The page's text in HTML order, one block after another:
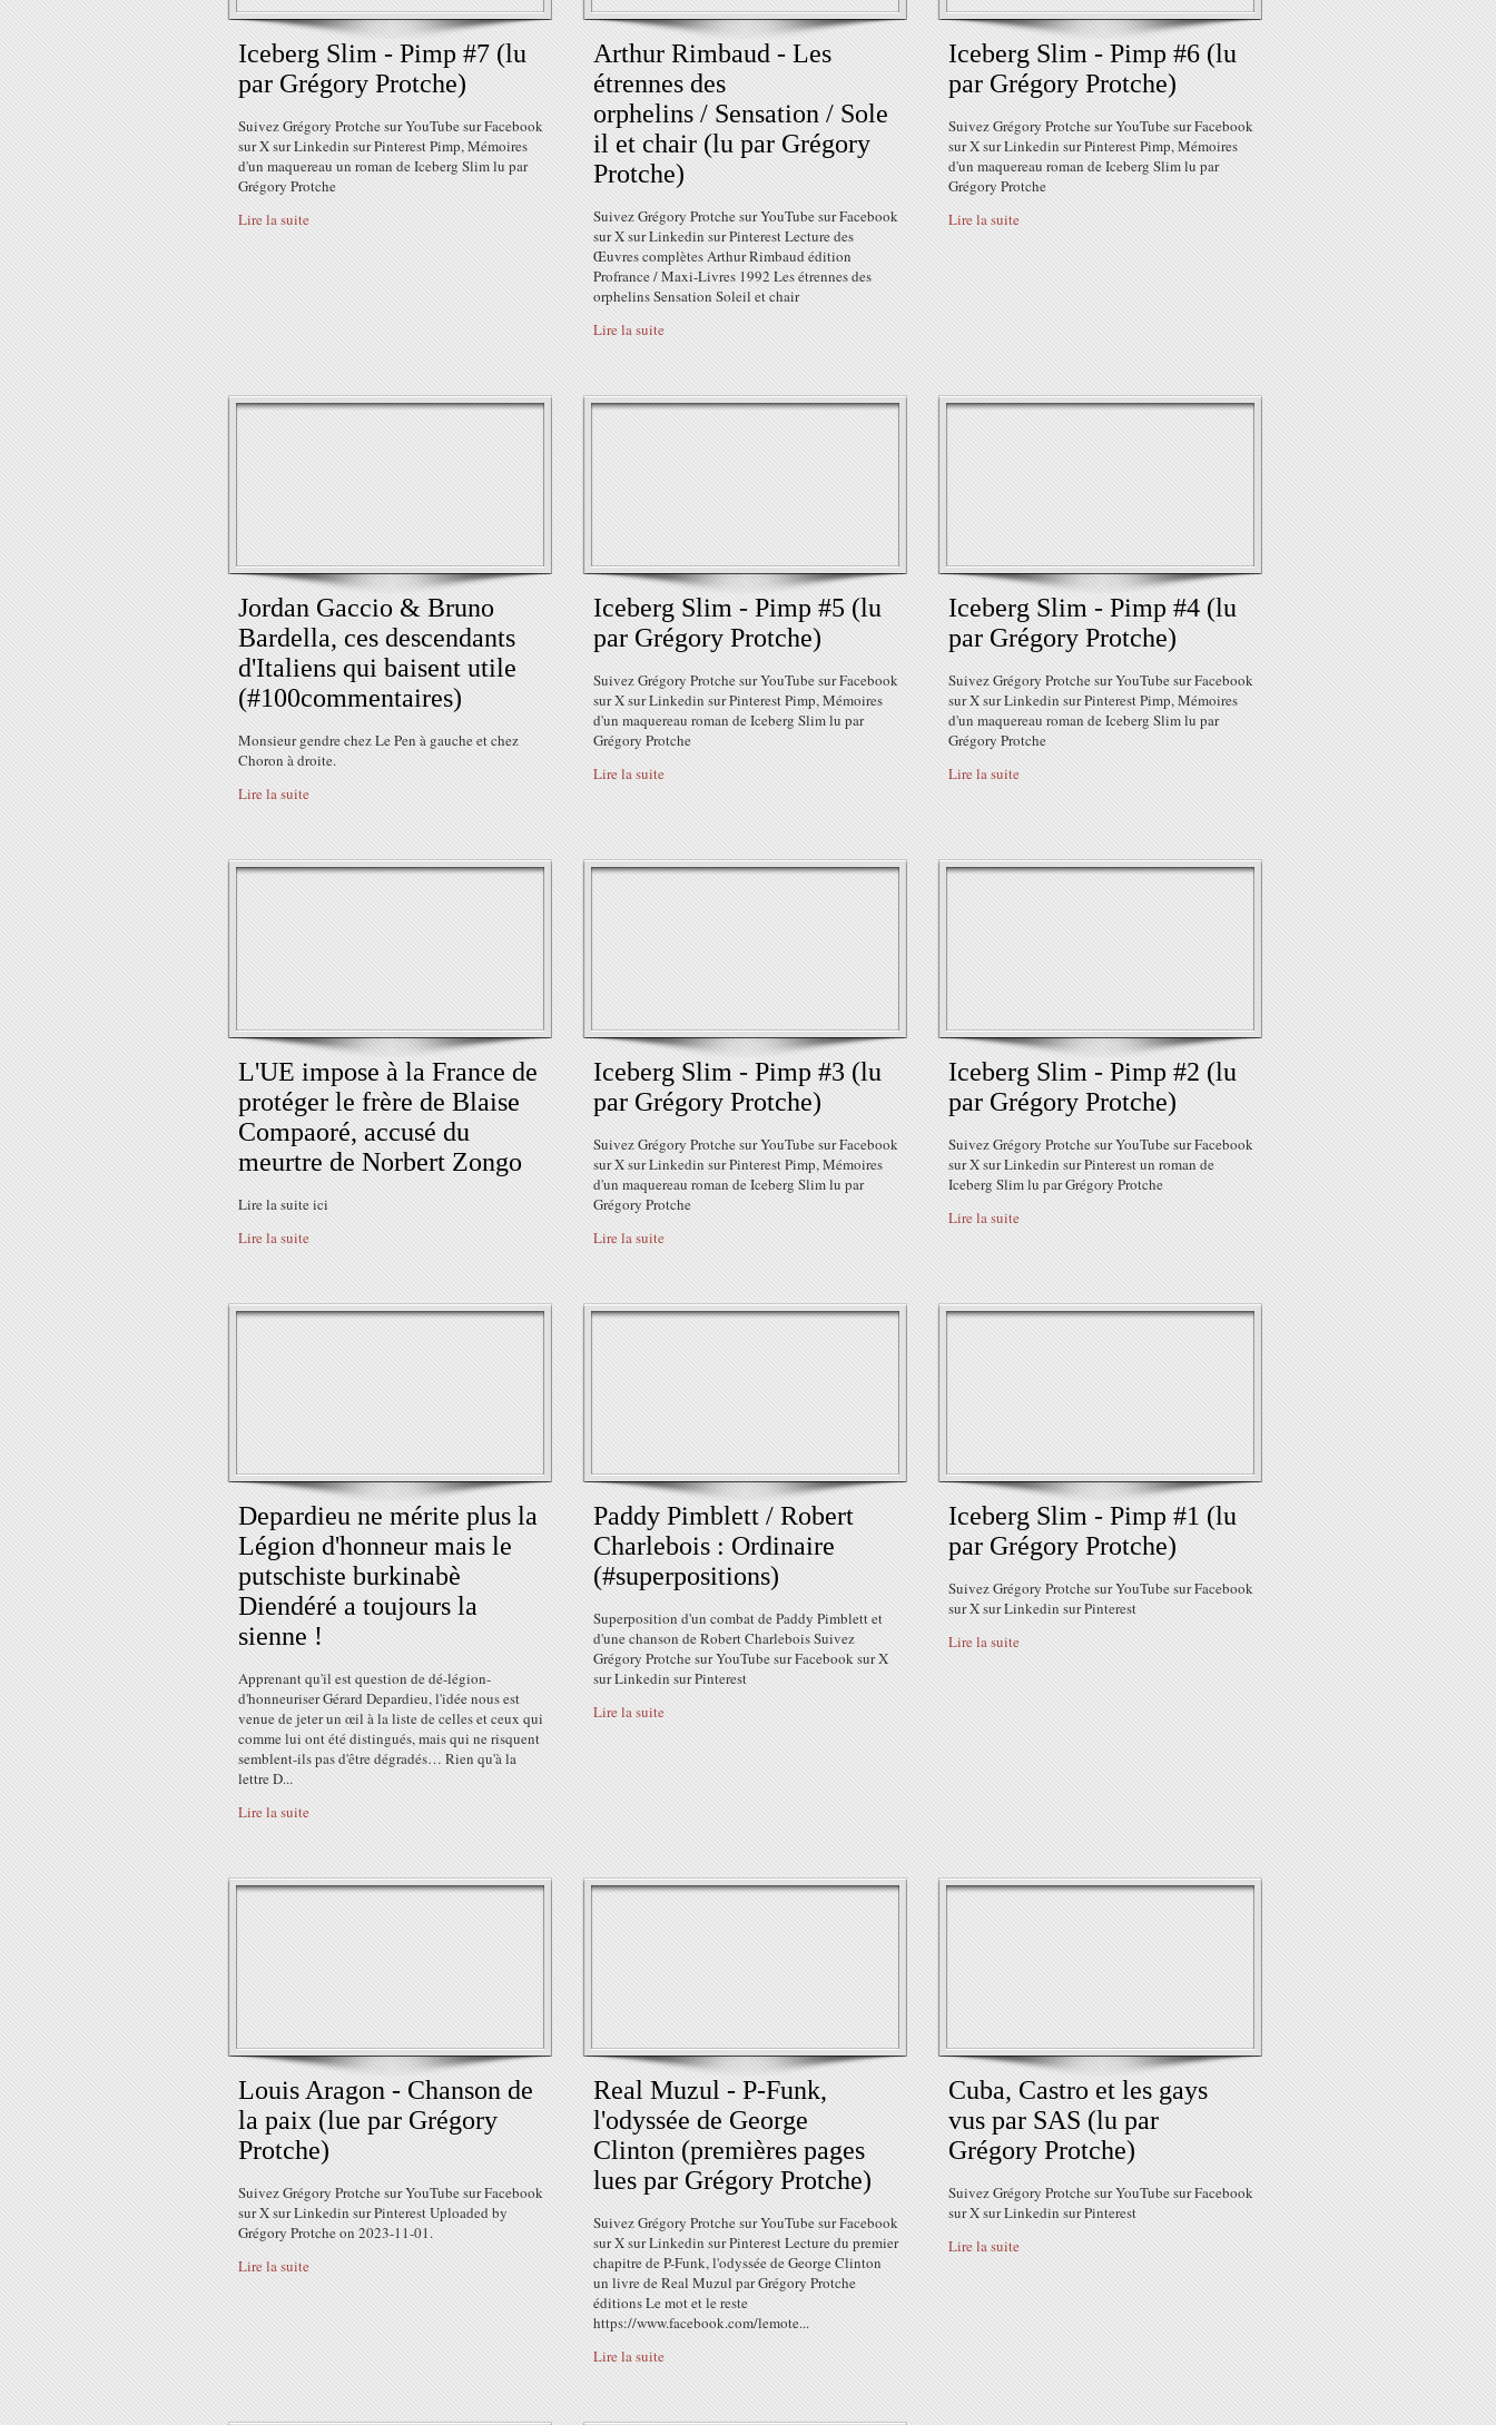
Iceberg Slim - Pimp #7 (lu
par Grégory Protche)
Suivez Grégory Protche sur YouTube sur Facebook
sur X sur Linkedin sur Pinterest Pimp, Mémoires
d'un maquereau un roman de Iceberg Slim lu par
Grégory Protche
Lire la suite
Arthur Rimbaud - Les
étrennes des
orphelins / Sensation / Sole
il et chair (lu par Grégory
Protche)
Suivez Grégory Protche sur YouTube sur Facebook
sur X sur Linkedin sur Pinterest Lecture des
Œuvres complètes Arthur Rimbaud édition
Profrance / Maxi-Livres 1992 Les étrennes des
orphelins Sensation Soleil et chair
Lire la suite
Iceberg Slim - Pimp #6 (lu
par Grégory Protche)
Suivez Grégory Protche sur YouTube sur Facebook
sur X sur Linkedin sur Pinterest Pimp, Mémoires
d'un maquereau roman de Iceberg Slim lu par
Grégory Protche
Lire la suite
Jordan Gaccio & Bruno
Bardella, ces descendants
d'Italiens qui baisent utile
(#100commentaires)
Monsieur gendre chez Le Pen à gauche et chez
Choron à droite.
Lire la suite
Iceberg Slim - Pimp #5 (lu
par Grégory Protche)
Suivez Grégory Protche sur YouTube sur Facebook
sur X sur Linkedin sur Pinterest Pimp, Mémoires
d'un maquereau roman de Iceberg Slim lu par
Grégory Protche
Lire la suite
Iceberg Slim - Pimp #4 (lu
par Grégory Protche)
Suivez Grégory Protche sur YouTube sur Facebook
sur X sur Linkedin sur Pinterest Pimp, Mémoires
d'un maquereau roman de Iceberg Slim lu par
Grégory Protche
Lire la suite
L'UE impose à la France de
protéger le frère de Blaise
Compaoré, accusé du
meurtre de Norbert Zongo
Lire la suite ici
Lire la suite
Iceberg Slim - Pimp #3 (lu
par Grégory Protche)
Suivez Grégory Protche sur YouTube sur Facebook
sur X sur Linkedin sur Pinterest Pimp, Mémoires
d'un maquereau roman de Iceberg Slim lu par
Grégory Protche
Lire la suite
Iceberg Slim - Pimp #2 (lu
par Grégory Protche)
Suivez Grégory Protche sur YouTube sur Facebook
sur X sur Linkedin sur Pinterest un roman de
Iceberg Slim lu par Grégory Protche
Lire la suite
Depardieu ne mérite plus la
Légion d'honneur mais le
putschiste burkinabè
Diendéré a toujours la
sienne !
Apprenant qu'il est question de dé-légion-
d'honneuriser Gérard Depardieu, l'idée nous est
venue de jeter un œil à la liste de celles et ceux qui
comme lui ont été distingués, mais qui ne risquent
semblent-ils pas d'être dégradés… Rien qu'à la
lettre D...
Lire la suite
Paddy Pimblett / Robert
Charlebois : Ordinaire
(#superpositions)
Superposition d'un combat de Paddy Pimblett et
d'une chanson de Robert Charlebois Suivez
Grégory Protche sur YouTube sur Facebook sur X
sur Linkedin sur Pinterest
Lire la suite
Iceberg Slim - Pimp #1 (lu
par Grégory Protche)
Suivez Grégory Protche sur YouTube sur Facebook
sur X sur Linkedin sur Pinterest
Lire la suite
Louis Aragon - Chanson de
la paix (lue par Grégory
Protche)
Suivez Grégory Protche sur YouTube sur Facebook
sur X sur Linkedin sur Pinterest Uploaded by
Grégory Protche on 2023-11-01.
Lire la suite
Real Muzul - P-Funk,
l'odyssée de George
Clinton (premières pages
lues par Grégory Protche)
Suivez Grégory Protche sur YouTube sur Facebook
sur X sur Linkedin sur Pinterest Lecture du premier
chapitre de P-Funk, l'odyssée de George Clinton
un livre de Real Muzul par Grégory Protche
éditions Le mot et le reste
https://www.facebook.com/lemote...
Lire la suite
Cuba, Castro et les gays
vus par SAS (lu par
Grégory Protche)
Suivez Grégory Protche sur YouTube sur Facebook
sur X sur Linkedin sur Pinterest
Lire la suite